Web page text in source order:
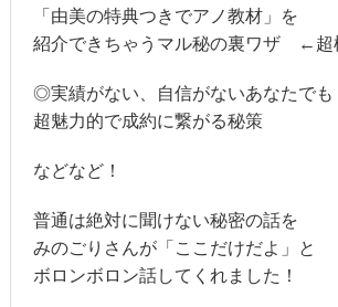
「由美の特典つきでアノ教材」を
紹介できちゃうマル秘の裏ワザ ←超
◎実績がない、自信がないあなたでも
超魅力的で成約に繋がる秘策
などなど！
普通は絶対に聞けない秘密の話を
みのごりさんが「ここだけだよ」と
ボロンボロン話してくれました！